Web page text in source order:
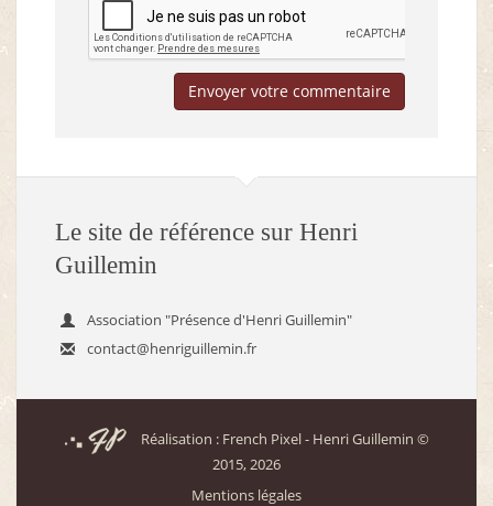
Envoyer votre commentaire
Le site de référence sur Henri
Guillemin
Association "Présence d'Henri Guillemin"
contact@henriguillemin.fr
Réalisation : French Pixel- Henri Guillemin ©
2015, 2026
Mentions légales